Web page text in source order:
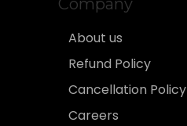
Company
About us
Refund Policy
Cancellation Policy
Careers